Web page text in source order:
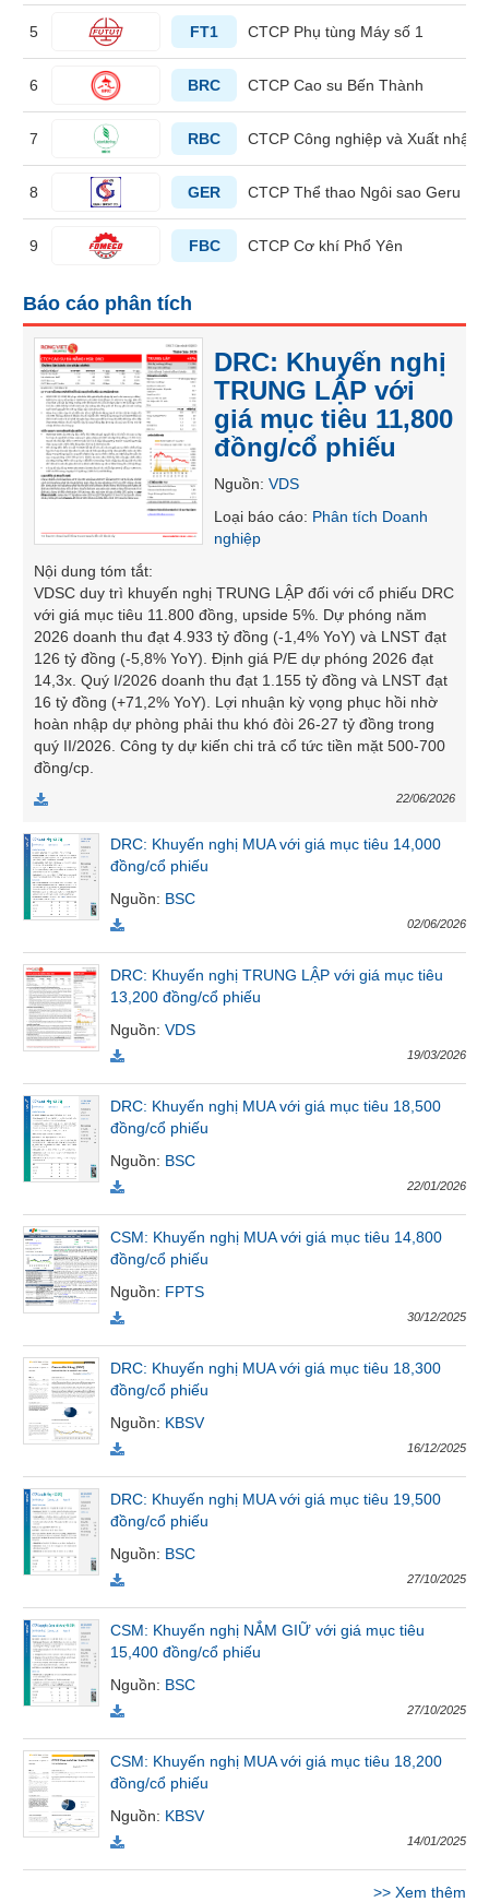
Tâm
lý
trường
5 FT1 CTCP Phụ tùng Máy số 1
6 BRC CTCP Cao su Bến Thành
7 RBC CTCP Công nghiệp và Xuất nhập
8 GER CTCP Thể thao Ngôi sao Geru
9 FBC CTCP Cơ khí Phổ Yên
Báo cáo phân tích
DRC: Khuyến nghị
TRUNG LẬP với
giá mục tiêu 11,800
đồng/cổ phiếu
Nguồn:VDS
Loại báo cáo: Phân tích Doanh
nghiệp
Nội dung tóm tắt:
VDSC duy trì khuyến nghị TRUNG LẬP đối với cổ phiếu DRC
với giá mục tiêu 11.800 đồng, upside 5%. Dự phóng năm
2026 doanh thu đạt 4.933 tỷ đồng (-1,4% YoY) và LNST đạt
126 tỷ đồng (-5,8% YoY). Định giá P/E dự phóng 2026 đạt
14,3x. Quý I/2026 doanh thu đạt 1.155 tỷ đồng và LNST đạt
16 tỷ đồng (+71,2% YoY). Lợi nhuận kỳ vọng phục hồi nhờ
hoàn nhập dự phòng phải thu khó đòi 26-27 tỷ đồng trong
quý II/2026. Công ty dự kiến chi trả cổ tức tiền mặt 500-700
đồng/cp.
22/06/2026
DRC: Khuyến nghị MUA với giá mục tiêu 14,000
đồng/cổ phiếu
Nguồn: BSC
02/06/2026
DRC: Khuyến nghị TRUNG LẬP với giá mục tiêu
13,200 đồng/cổ phiếu
Nguồn:VDS
19/03/2026
DRC: Khuyến nghị MUA với giá mục tiêu 18,500
đồng/cổ phiếu
Nguồn: BSC
22/01/2026
CSM: Khuyến nghị MUA với giá mục tiêu 14,800
đồng/cổ phiếu
Nguồn: FPTS
30/12/2025
DRC: Khuyến nghị MUA với giá mục tiêu 18,300
đồng/cổ phiếu
Nguồn: KBSV
16/12/2025
DRC: Khuyến nghị MUA với giá mục tiêu 19,500
đồng/cổ phiếu
Nguồn: BSC
27/10/2025
CSM: Khuyến nghị NẮM GIỮ với giá mục tiêu
15,400 đồng/cổ phiếu
Nguồn: BSC
27/10/2025
CSM: Khuyến nghị MUA với giá mục tiêu 18,200
đồng/cổ phiếu
Nguồn: KBSV
14/01/2025
>> Xem thêm
THIẾT
TIÊU
DÙNG
THIẾT
YẾU
CHĂM
SỨC
TÀI
CHÍNH
CÔNG
THÔNG
TIN
DỊCH
VỤ
TRUYỀN
THÔNG
TIỆN
ÍCH
BẤT
ĐỘNG
Mã
chứng
khoán
(-)
Tất cả Cổ phiếu Chỉ số Chứng chỉ quỹ Chứng
Lãnh
đạo
Tất cả Người nội bộ Người liên quan Cổ đông lớn
Tin
(-)
Bài
viết
tác